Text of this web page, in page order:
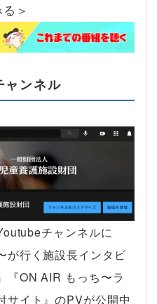
＞
ャンネル
チャンネルに
が行く施設長インタビ
『ON AIR もっち〜ラ
サイト』のPVが公開中